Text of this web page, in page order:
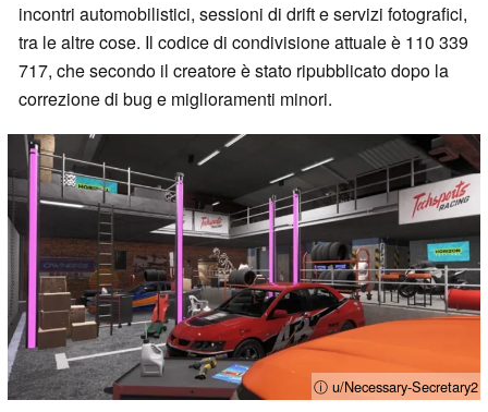
incontri automobilistici, sessioni di drift e servizi fotografici,
tra le altre cose. Il codice di condivisione attuale è 110 339
717, che secondo il creatore è stato ripubblicato dopo la
correzione di bug e miglioramenti minori.
ⓘ u/Necessary-Secretary2